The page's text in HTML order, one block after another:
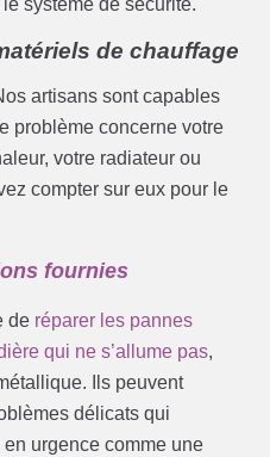
système de sécurité.
de chauffage
artisans sont capables
problème concerne votre
votre radiateur ou
compter sur eux pour le
fournies
de réparer les pannes
qui ne s’allume pas,
Ils peuvent
délicats qui
urgence comme une